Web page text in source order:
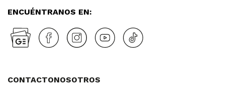
ENCUÉNTRANOS EN:
CONTACTONOSOTROS